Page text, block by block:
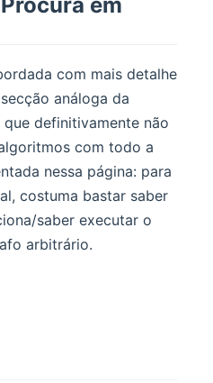
com mais detalhe
análoga da
que definitivamente não
com todo a
nessa página: para
costuma bastar saber
saber executar o
arbitrário.